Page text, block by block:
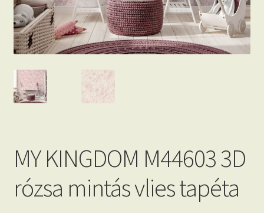
MY KINGDOM M44603 3D
rózsa mintás vlies tapéta